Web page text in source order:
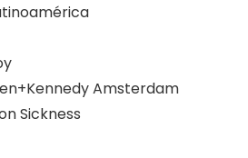
Amsterdam
Sickness